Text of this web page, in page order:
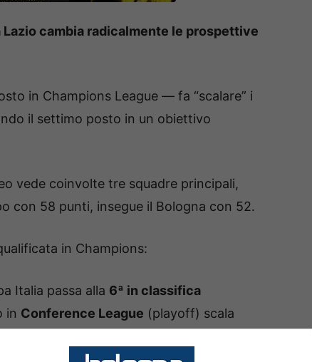
cambia radicalmente le prospettive
in Champions League — fa “scalare” i
il settimo posto in un obiettivo
vede coinvolte tre squadre principali,
con 58 punti, insegue il Bologna con 52.
in Champions:
Italia passa alla 6ª in classifica
in Conference League (playoff) scala